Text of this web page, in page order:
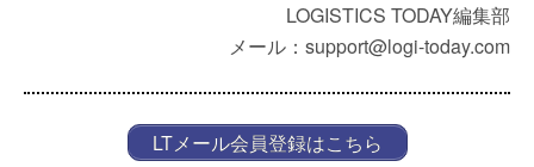
LOGISTICS TODAY編集部
メール：support@logi-today.com
LTメール会員登録はこちら